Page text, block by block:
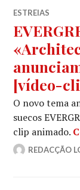
ESTREIAS
[vídeo-
O novo tema
suecos
clip animado.
REDACÇÃO